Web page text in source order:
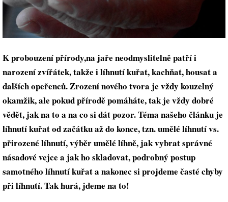
K probouzení přírody,na jaře neodmyslitelně patří i
narození zvířátek, takže i líhnutí kuřat, kachňat, housat a
dalších opeřenců. Zrození nového tvora je vždy kouzelný
okamžik, ale pokud přírodě pomáháte, tak je vždy dobré
vědět, jak na to a na co si dát pozor. Téma našeho článku je
líhnutí kuřat od začátku až do konce, tzn. umělé líhnutí vs.
přirozené líhnutí, výběr umělé líhně, jak vybrat správné
násadové vejce a jak ho skladovat, podrobný postup
samotného líhnutí kuřat a nakonec si projdeme časté chyby
při líhnutí. Tak hurá, jdeme na to!